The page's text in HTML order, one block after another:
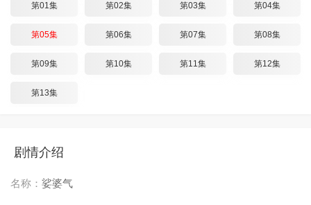
第01集 第02集 第03集 第04集
第05集 第06集 第07集 第08集
第09集 第10集 第11集 第12集
第13集
剧情介绍
名称： 娑婆气